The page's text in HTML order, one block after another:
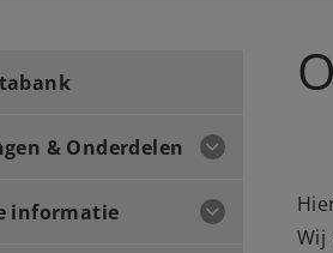
& Onderdelen
informatie
Wij